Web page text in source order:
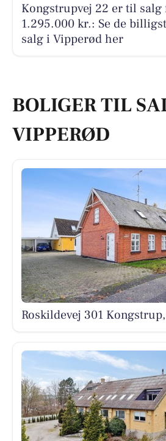
Kongstrupvej 22 er til
1.295.000 kr.: Se de
salg i Vipperød her
BOLIGER TIL
VIPPERØD
Roskildevej 301